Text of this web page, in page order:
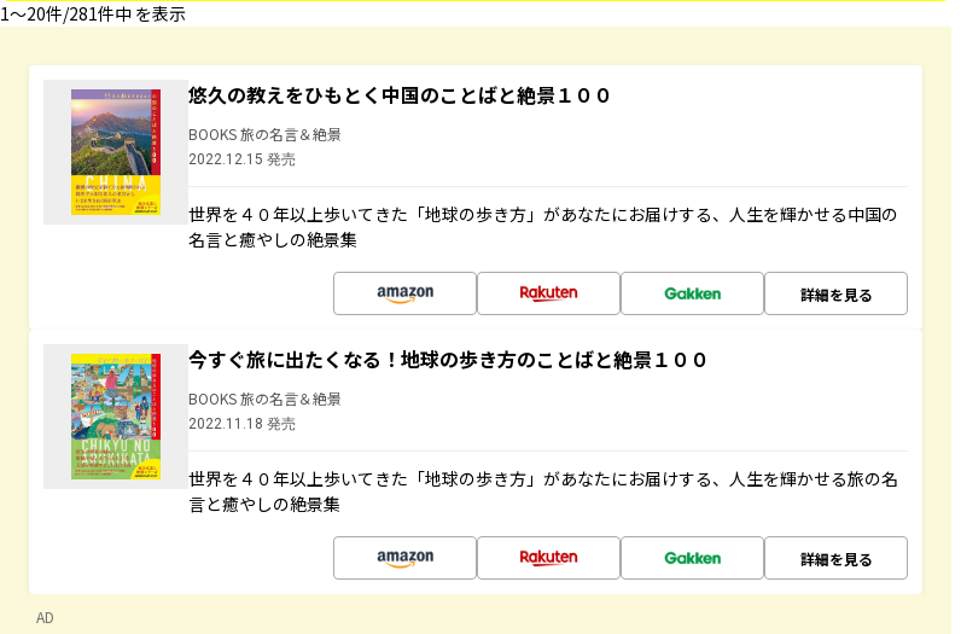
1〜20件/281件中 を表示
悠久の教えをひもとく中国のことばと絶景１００
BOOKS 旅の名言＆絶景
2022.12.15 発売
世界を４０年以上歩いてきた「地球の歩き方」があなたにお届けする、人生を輝かせる中国の
名言と癒やしの絶景集
詳細を見る
今すぐ旅に出たくなる！地球の歩き方のことばと絶景１００
BOOKS 旅の名言＆絶景
2022.11.18 発売
世界を４０年以上歩いてきた「地球の歩き方」があなたにお届けする、人生を輝かせる旅の名
言と癒やしの絶景集
詳細を見る
AD